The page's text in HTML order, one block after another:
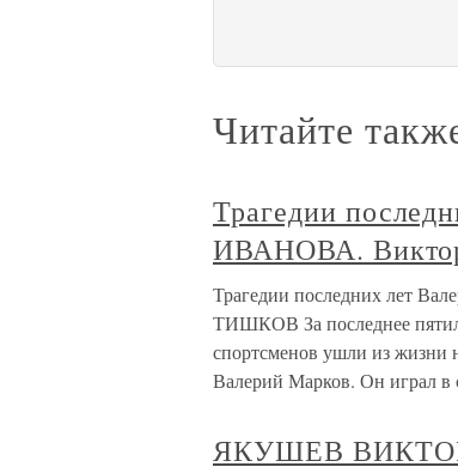
Читайте
Трагедии
ИВАНОВА.
Трагедии последних лет
ТИШКОВ За последнее
спортсменов ушли из жизни
Валерий Марков. Он играл в
ЯКУШЕВ